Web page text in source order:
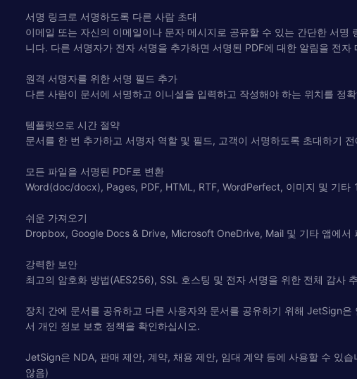
서명 링크로 서명하도록 다른 사람 초대
이메일 또는 자신의 이메일이나 문자 메시지로 공유할 수 있는 간단한 서
니다. 다른 서명자가 전자 서명을 추가하면 서명된 PDF에 대한 알림을 전자
원격 서명자를 위한 서명 필드 추가
다른 사람이 문서에 서명하고 이니셜을 입력하고 작성해야 하는 위치를 정
템플릿으로 시간 절약
문서를 한 번 추가하고 서명자 역할 및 필드, 고객이 서명하도록 초대하기
모든 파일을 서명된 PDF로 변환
Word(doc/docx), Pages, PDF, HTML, RTF, WordPerfect, 이미지 및 기타
쉬운 가져오기
Dropbox, Google Docs & Drive, Microsoft OneDrive, Mail 및 기타 앱에서
강력한 보안
최고의 암호화 방법(AES256), SSL 호스팅 및 전자 서명을 위한 전체 감사
장치 간에 문서를 공유하고 다른 사용자와 문서를 공유하기 위해 JetSign
서 개인 정보 보호 정책을 확인하십시오.
JetSign은 NDA, 판매 제안, 계약, 채용 제안, 임대 계약 등에 사용할 수 있
않음)